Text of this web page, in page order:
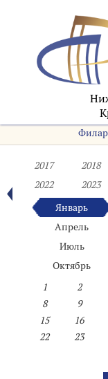
2017 2018
2022
2023
Январь
Апрель
Июль
Октябрь
1
2
8
9
15
16
22
23